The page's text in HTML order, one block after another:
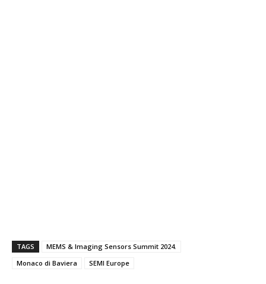
TAGS
MEMS & Imaging Sensors Summit 2024.
Monaco di Baviera
SEMI Europe